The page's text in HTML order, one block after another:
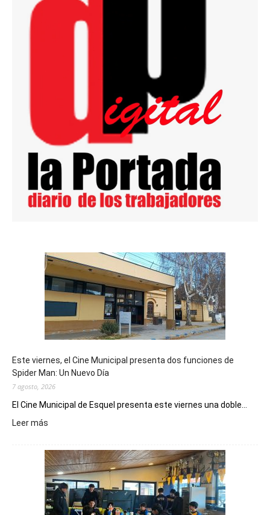
Este viernes, el Cine Municipal presenta dos funciones de
Spider Man: Un Nuevo Día
7 agosto, 2026
El Cine Municipal de Esquel presenta este viernes una doble...
Leer más
viernes,
el
Cine
Municipal
presenta
dos